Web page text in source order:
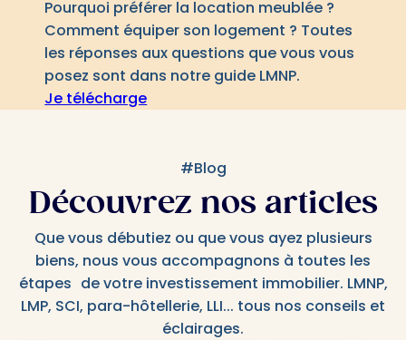
Pourquoi préférer la location meublée ?
Comment équiper son logement ? Toutes
les réponses aux questions que vous vous
posez sont dans notre guide LMNP.
Je télécharge
#Blog
Découvrez nos articles
Que vous débutiez ou que vous ayez plusieurs
biens, nous vous accompagnons à toutes les
étapes de votre investissement immobilier. LMNP,
LMP, SCI, para-hôtellerie, LLI... tous nos conseils et
éclairages.